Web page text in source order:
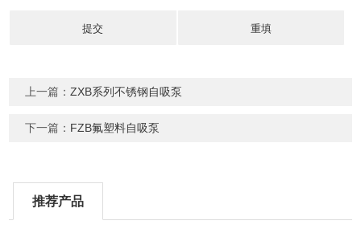
上一篇：ZXB系列不锈钢自吸泵
下一篇： FZB氟塑料自吸泵
推荐产品